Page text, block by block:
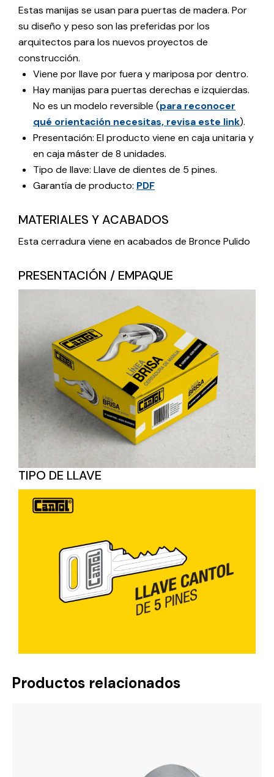
Estas manijas se usan para puertas de madera. Por
su diseño y peso son las preferidas por los
arquitectos para los nuevos proyectos de
construcción.
Viene por llave por fuera y mariposa por dentro.
Hay manijas para puertas derechas e izquierdas.
No es un modelo reversible (para reconocer
qué orientación necesitas, revisa este link).
Presentación: El producto viene en caja unitaria y
en caja máster de 8 unidades.
Tipo de llave: Llave de dientes de 5 pines.
Garantía de producto: PDF
MATERIALES Y ACABADOS
Esta cerradura viene en acabados de Bronce Pulido
PRESENTACIÓN / EMPAQUE
TIPO DE LLAVE
Productos relacionados